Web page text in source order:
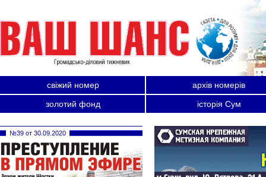
свіжий номер
архів номерів
золотий фонд
історія Сум
№39 от 30.09.2020